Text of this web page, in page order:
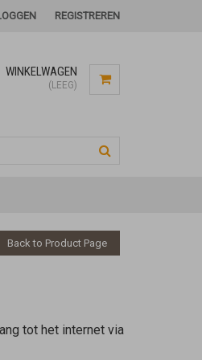
REGISTREREN
WINKELWAGEN
(LEEG)
Back to Product Page
tot het internet via